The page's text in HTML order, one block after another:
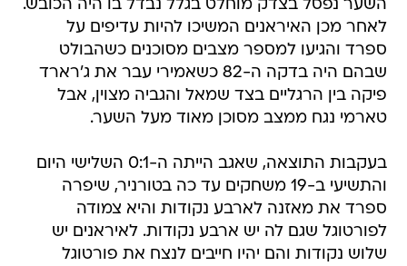
השער נפסל בצדק מוחלט בגלל נבדל בו היה הכובש.
לאחר מכן האיראנים המשיכו להיות עדיפים על
ספרד והגיעו למספר מצבים מסוכנים כשהבולט
שבהם היה בדקה ה-82 כשאמירי עבר את ג'רארד
פיקה בין הרגליים בצד שמאל והגביה מצוין, אבל
טארמי נגח ממצב מסוכן מאוד מעל השער.
בעקבות התוצאה, שאגב הייתה ה-0:1 השלישי היום
והתשיעי ב-19 משחקים עד כה בטורניר, שיפרה
ספרד את מאזנה לארבע נקודות והיא צמודה
לפורטוגל שגם לה יש ארבע נקודות. לאיראנים יש
שלוש נקודות והם יהיו חייבים לנצח את פורטוגל